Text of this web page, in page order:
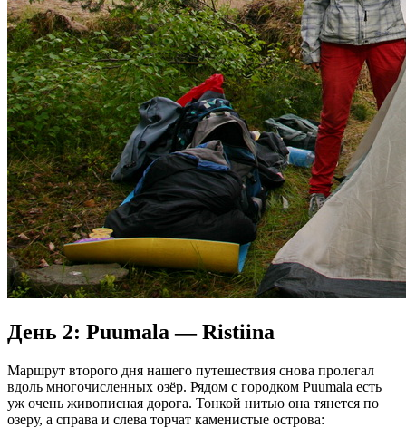
День 2: Puumala — Ristiina
Маршрут второго дня нашего путешествия снова пролегал
вдоль многочисленных озёр. Рядом с городком Puumala есть
уж очень живописная дорога. Тонкой нитью она тянется по
озеру, а справа и слева торчат каменистые острова: